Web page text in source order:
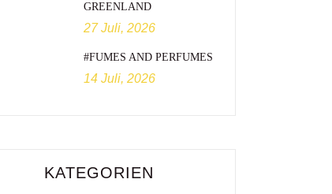
GREENLAND
27 Juli, 2026
#FUMES AND PERFUMES
14 Juli, 2026
KATEGORIEN